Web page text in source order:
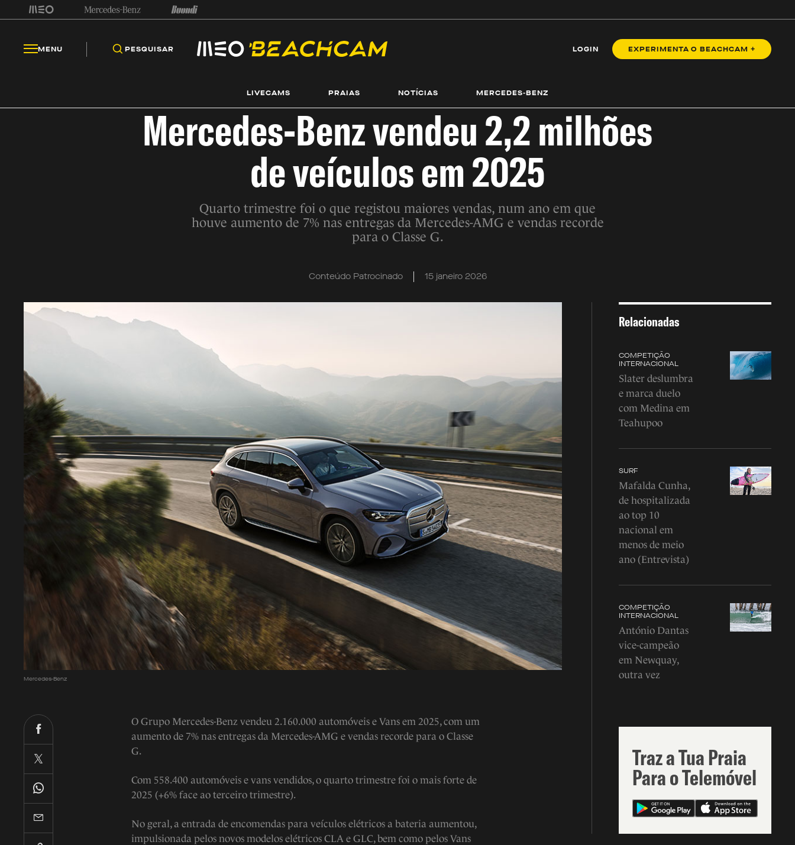
MENU PESQUISAR LOGIN EXPERIMENTA O BEACHCAM +
LIVECAMS PRAIAS NOTÍCIAS MERCEDES-BENZ
Mercedes-Benz vendeu 2,2 milhões
de veículos em 2025
Quarto trimestre foi o que registou maiores vendas, num ano em que
houve aumento de 7% nas entregas da Mercedes-AMG e vendas recorde
para o Classe G.
Conteúdo Patrocinado 15 janeiro 2026
Mercedes-Benz
O Grupo Mercedes-Benz vendeu 2.160.000 automóveis e Vans em 2025, com um
aumento de 7% nas entregas da Mercedes-AMG e vendas recorde para o Classe
G.
Com 558.400 automóveis e vans vendidos, o quarto trimestre foi o mais forte de
2025 (+6% face ao terceiro trimestre).
No geral, a entrada de encomendas para veículos elétricos a bateria aumentou,
impulsionada pelos novos modelos elétricos CLA e GLC, bem como pelos Vans
Relacionadas
COMPETIÇÃO
INTERNACIONAL
Slater deslumbra
e marca duelo
com Medina em
Teahupoo
SURF
Mafalda Cunha,
de hospitalizada
ao top 10
nacional em
menos de meio
ano (Entrevista)
COMPETIÇÃO
INTERNACIONAL
António Dantas
vice-campeão
em Newquay,
outra vez
Traz a Tua Praia
Para o Telemóvel